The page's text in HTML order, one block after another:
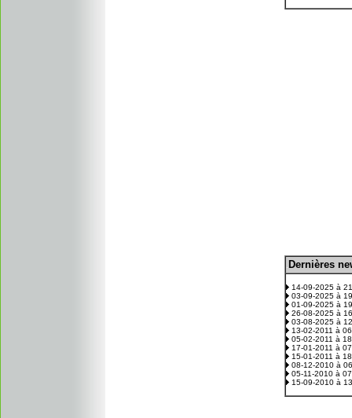
Dernières
14-09-2025 à
03-09-2025 à
01-09-2025 à
26-08-2025 à
03-08-2025 à
13-02-2011 à
05-02-2011 à
17-01-2011 à
15-01-2011 à
08-12-2010 à
05-11-2010 à
15-09-2010 à